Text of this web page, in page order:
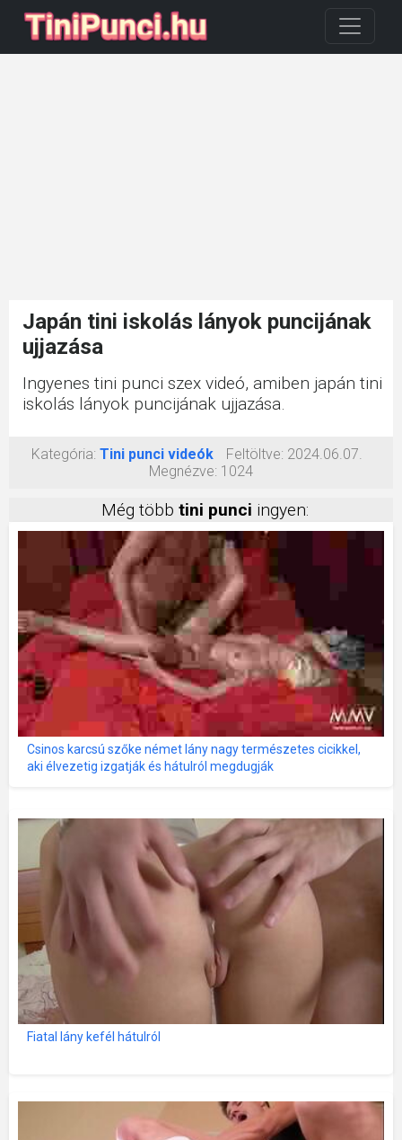
Japán tini iskolás lányok puncijának
ujjazása
Ingyenes tini punci szex videó, amiben japán tini
iskolás lányok puncijának ujjazása.
Kategória: Tini punci videók Feltöltve: 2024.06.07.
Megnézve: 1024
Még több tini punci ingyen:
Csinos karcsú szőke német lány nagy természetes cicikkel,
aki élvezetig izgatják és hátulról megdugják
Fiatal lány kefél hátulról